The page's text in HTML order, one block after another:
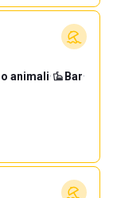
animali· Bar·